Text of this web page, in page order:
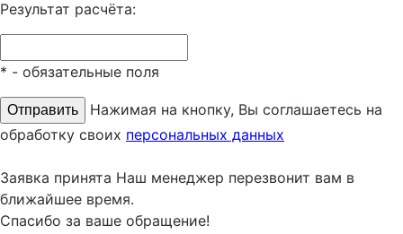
Результат расчёта:
* - обязательные поля
Нажимая на кнопку, Вы соглашаетесь на
обработку своих персональных данных
Заявка принята Наш менеджер перезвонит вам в
ближайшее время.
Спасибо за ваше обращение!